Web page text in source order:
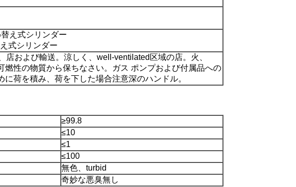
え式シリンダー
式シリンダー
店および輸送。涼しく、well-ventilated区域の店。火、
燃性の物質から保ちなさい。ガス ポンプおよび付属品への
に荷を積み、荷を下した場合注意深のハンドル。
≥99.8
≤10
≤1
≤100
無色、turbid
奇妙な悪臭無し